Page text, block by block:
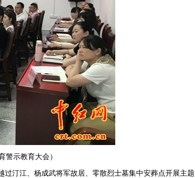
警示教育大会）
汀江、杨成武将军故居、零散烈士墓集中安葬点开展主题